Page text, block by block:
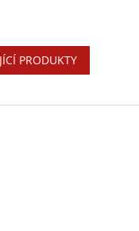
PRODUKTY